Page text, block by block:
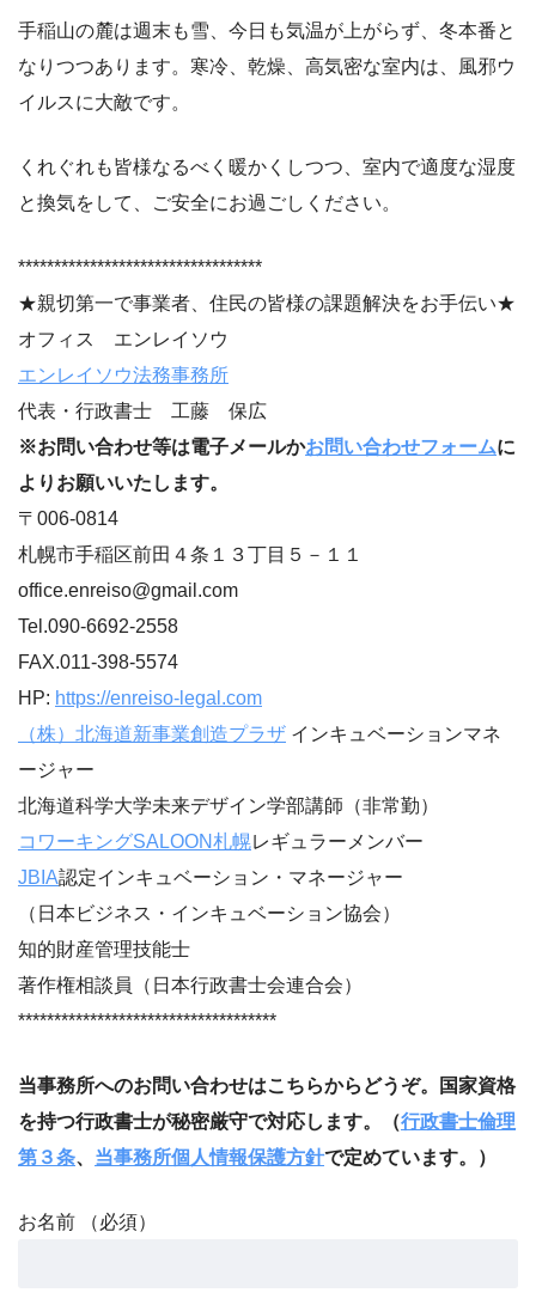
手稲山の麓は週末も雪、今日も気温が上がらず、冬本番と
なりつつあります。寒冷、乾燥、高気密な室内は、風邪ウ
イルスに大敵です。
くれぐれも皆様なるべく暖かくしつつ、室内で適度な湿度
と換気をして、ご安全にお過ごしください。
**********************************
★親切第一で事業者、住民の皆様の課題解決をお手伝い★
オフィス エンレイソウ
エンレイソウ法務事務所
代表・行政書士 工藤 保広
※お問い合わせ等は電子メールかお問い合わせフォームに
よりお願いいたします。
〒006-0814
札幌市手稲区前田４条１３丁目５－１１
office.enreiso@gmail.com
Tel.090-6692-2558
FAX.011-398-5574
HP: https://enreiso-legal.com
（株）北海道新事業創造プラザ インキュベーションマネ
ージャー
北海道科学大学未来デザイン学部講師（非常勤）
コワーキングSALOON札幌レギュラーメンバー
JBIA認定インキュベーション・マネージャー
（日本ビジネス・インキュベーション協会）
知的財産管理技能士
著作権相談員（日本行政書士会連合会）
************************************
当事務所へのお問い合わせはこちらからどうぞ。国家資格
を持つ行政書士が秘密厳守で対応します。（行政書士倫理
第３条、 当事務所個人情報保護方針で定めています。）
お名前 （必須）